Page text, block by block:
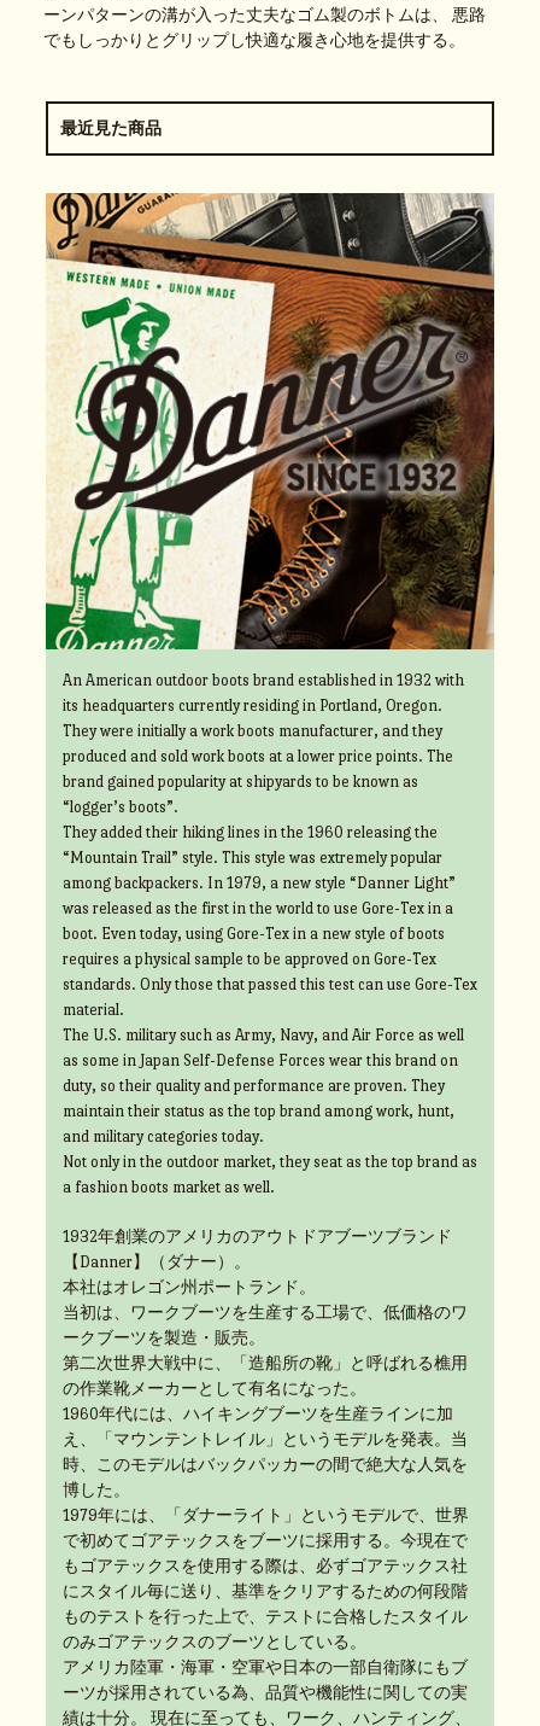
ーンパターンの溝が入った丈夫なゴム製のボトムは、 悪路
でもしっかりとグリップし快適な履き心地を提供する。
最近見た商品
An American outdoor boots brand established in 1932 with
its headquarters currently residing in Portland, Oregon.
They were initially a work boots manufacturer, and they
produced and sold work boots at a lower price points. The
brand gained popularity at shipyards to be known as
“logger’s boots”.
They added their hiking lines in the 1960 releasing the
“Mountain Trail” style. This style was extremely popular
among backpackers. In 1979, a new style “Danner Light”
was released as the first in the world to use Gore-Tex in a
boot. Even today, using Gore-Tex in a new style of boots
requires a physical sample to be approved on Gore-Tex
standards. Only those that passed this test can use Gore-Tex
material.
The U.S. military such as Army, Navy, and Air Force as well
as some in Japan Self-Defense Forces wear this brand on
duty, so their quality and performance are proven. They
maintain their status as the top brand among work, hunt,
and military categories today.
Not only in the outdoor market, they seat as the top brand as
a fashion boots market as well.
1932年創業のアメリカのアウトドアブーツブランド
【Danner】（ダナー）。
本社はオレゴン州ポートランド。
当初は、ワークブーツを生産する工場で、低価格のワ
ークブーツを製造・販売。
第二次世界大戦中に、「造船所の靴」と呼ばれる樵用
の作業靴メーカーとして有名になった。
1960年代には、ハイキングブーツを生産ラインに加
え、「マウンテントレイル」というモデルを発表。当
時、このモデルはバックパッカーの間で絶大な人気を
博した。
1979年には、「ダナーライト」というモデルで、世界
で初めてゴアテックスをブーツに採用する。今現在で
もゴアテックスを使用する際は、必ずゴアテックス社
にスタイル毎に送り、基準をクリアするための何段階
ものテストを行った上で、テストに合格したスタイル
のみゴアテックスのブーツとしている。
アメリカ陸軍・海軍・空軍や日本の一部自衛隊にもブ
ーツが採用されている為、品質や機能性に関しての実
績は十分。 現在に至っても、ワーク、ハンティング、